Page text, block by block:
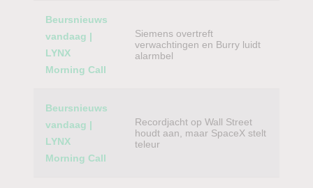
Beursnieuws
vandaag |
LYNX
Morning Call
Siemens overtreft
verwachtingen en Burry luidt
alarmbel
Beursnieuws
vandaag |
LYNX
Morning Call
Recordjacht op Wall Street
houdt aan, maar SpaceX stelt
teleur